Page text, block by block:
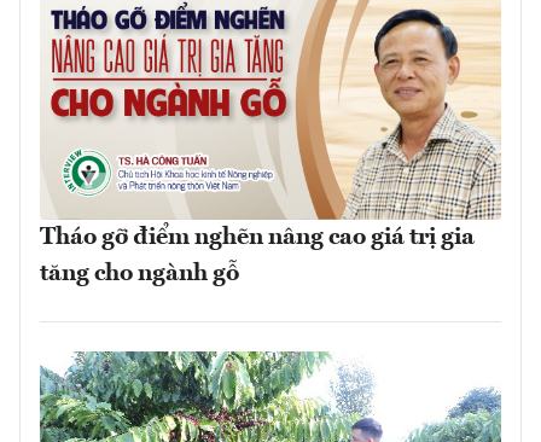
Tháo gỡ điểm nghẽn nâng cao giá trị gia
tăng cho ngành gỗ